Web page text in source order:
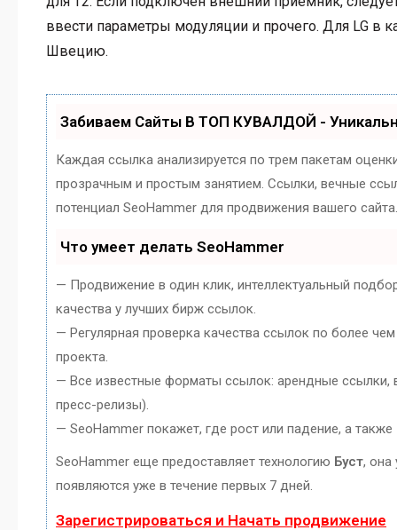
ввести параметры модуляции и прочего. Для LG
Швецию.
Забиваем Сайты В ТОП КУВАЛДОЙ -
Каждая ссылка анализируется по трем пакетам
прозрачным и простым занятием. Ссылки, вечные
потенциал SeoHammer для продвижения вашего сайта.
Что умеет делать SeoHammer
— Продвижение в один клик, интеллектуальный
качества у лучших бирж ссылок.
— Регулярная проверка качества ссылок по более
проекта.
— Все известные форматы ссылок: арендные ссылки,
пресс-релизы).
— SeoHammer покажет, где рост или падение, а
SeoHammer еще предоставляет технологию Буст, она
появляются уже в течение первых 7 дней.
Зарегистрироваться и Начать продвижение